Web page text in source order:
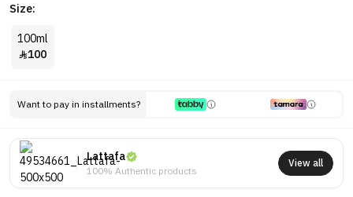
Size:
100ml
100
Want to pay in installments?
Lattafa
100% Authentic products
View all